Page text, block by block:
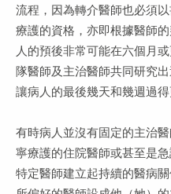
流程，因為轉介醫師也必須
療護的資格，亦即根據醫師
人的預後非常可能在六個月
隊醫師及主治醫師共同研究
讓病人的最後幾天和幾週過得
有時病人並沒有固定的主治
寧療護的住院醫師或甚至是
特定醫師建立起持續的醫病